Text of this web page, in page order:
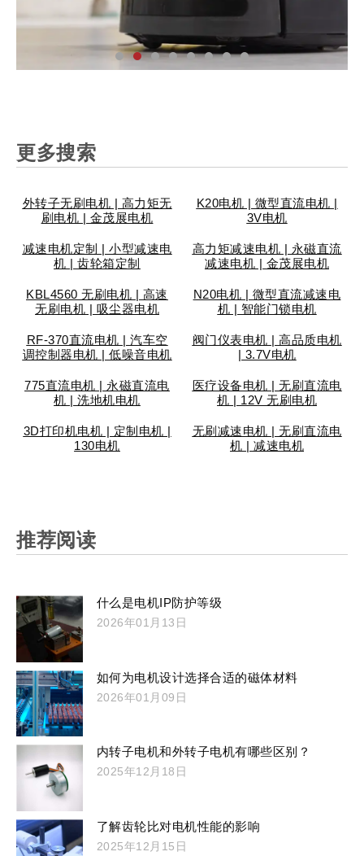
车
配
用
电
业
设
人
护
防
锁
能
设
疗
设
表
阀
车
配
用
电
业
设
人
护
防
锁
能
设
疗
设
表
阀
车
配
用
电
业
设
人
护
防
锁
能
设
疗
设
表
阀
更多搜索
外转子无刷电机 | 高力矩无
刷电机 | 金茂展电机
K20电机 | 微型直流电机 |
3V电机
减速电机定制 | 小型减速电
机 | 齿轮箱定制
高力矩减速电机 | 永磁直流
减速电机 | 金茂展电机
KBL4560 无刷电机 | 高速
无刷电机 | 吸尘器电机
N20电机 | 微型直流减速电
机 | 智能门锁电机
RF-370直流电机 | 汽车空
调控制器电机 | 低噪音电机
阀门仪表电机 | 高品质电机
| 3.7V电机
775直流电机 | 永磁直流电
机 | 洗地机电机
医疗设备电机 | 无刷直流电
机 | 12V 无刷电机
3D打印机电机 | 定制电机 |
130电机
无刷减速电机 | 无刷直流电
机 | 减速电机
推荐阅读
什么是电机IP防护等级
2026年01月13日
如何为电机设计选择合适的磁体材料
2026年01月09日
内转子电机和外转子电机有哪些区别？
2025年12月18日
了解齿轮比对电机性能的影响
2025年12月15日